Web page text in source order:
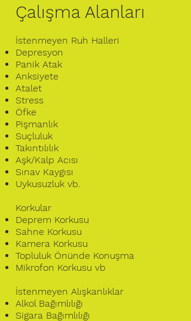
Çalışma Alanları
İstenmeyen Ruh Halleri
Depresyon
Panik Atak
Anksiyete
Atalet
Stress
Öfke
Pişmanlık
Suçluluk
Takıntılılık
Aşk/Kalp Acısı
Sınav Kaygısı
Uykusuzluk vb.
Korkular
Deprem Korkusu
Sahne Korkusu
Kamera Korkusu
Topluluk Önünde Konuşma
Mikrofon Korkusu vb
İstenmeyen Alışkanlıklar
Alkol Bağımlılığı
Sigara Bağımlılığı